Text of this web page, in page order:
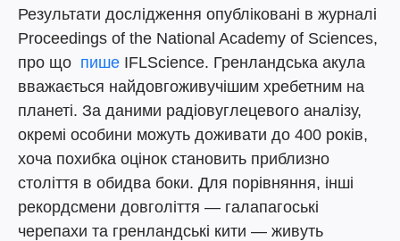
Результати дослідження опубліковані в журналі
Proceedings of the National Academy of Sciences,
про що пише IFLScience. Гренландська акула
вважається найдовгоживучішим хребетним на
планеті. За даними радіовуглецевого аналізу,
окремі особини можуть доживати до 400 років,
хоча похибка оцінок становить приблизно
століття в обидва боки. Для порівняння, інші
рекордсмени довголіття — галапагоські
черепахи та гренландські кити — живуть